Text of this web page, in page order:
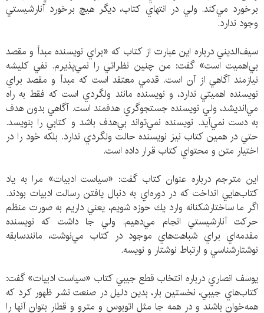
برخورد مي‌كند. ولي در انتهاي كتاب، ديگر هيچ برخورد آنارشيستي
وجود ندارد.
سيف‌الديني درباره اين عبارت از كتاب كه «براي نويسنده مبدأ و مقصد
بي‌اهميت است» گفت: من چنين نظراتي را نمي‌پذيرم. نفي كليشه
نيازمند آگاهي از آن است. قدمي معتقد است كه مبدأ و مقصد براي
نويسنده اهميتي ندارد، و نويسنده مانند ولگردي است كه فقط به راه
مي‌انديشد، ولي نويسنده جستجوگري هدفمند است. آگاهي بدون هدف
به دست نمي‌آيد. نويسنده نمي‌تواند بي‌هدف باشد و كتابي را بنويسد.
حتي در همين كتاب نيز نويسنده حالت ولگردي ندارد. بلكه خود را در
اختيار متن و محتواي كتاب قرار داده است.
اين مترجم درباره عنوان كتاب گفت: «سياست ادبيات» مرا به ياد
كتاب‌هايي انداخت كه در دوره‌اي به دنبال يافتن رسالت ادبيات بودند.
اگر ما ساختارشكنانه وارد يك حوزه شويم، يعني داريم به صورت منظم
حركت آنارشيستي انجام مي‌دهيم. ولي جا داشت كه نويسنده
مقدمه‌اي براي شباهت‌هاي موجود در كتاب مي‌نوشت، مانندسابقه
نوشتارشناسي و ارتباط نوشتار و نويسه.
يوسف انصاري درباره انتخاب قطع جيبي كتاب «سياست ادبيات» گفت:
كتاب‌هاي جيبي، نخستين بار، بدين دلیل در صنعت نشر ظهور كرد كه
همه‌خوان باشند و در همه جا مثل اتوبوس و مترو و قطار بتوان آنها را